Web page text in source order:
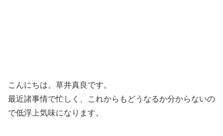
こんにちは。草井真良です。
最近諸事情で忙しく、これからもどうなるか分からないの
で低浮上気味になります。